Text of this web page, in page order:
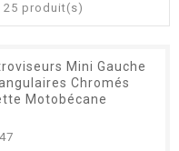
produit(s)
Mini Gauche
Chromés
Motobécane